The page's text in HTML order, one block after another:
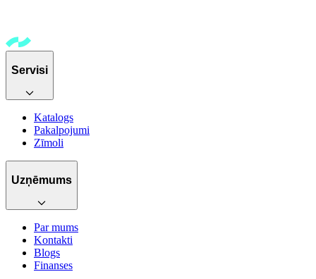
Servisi
Katalogs
Pakalpojumi
Zīmoli
Uzņēmums
Par mums
Kontakti
Blogs
Finanses